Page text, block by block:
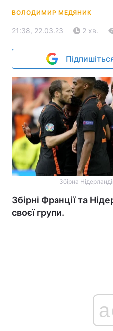
ВОЛОДИМИР МЕДЯНИК
21:38, 22.03.23 2 хв.
Збірна
Збірні Франції та
своєї групи.